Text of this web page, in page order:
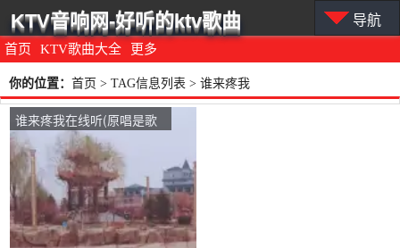
首页 KTV歌曲大全 更多
KTV音响网-好听的ktv歌曲 导航
你的位置： 首页 > TAG信息列表 > 谁来疼我
谁来疼我在线听(原唱是歌
一生)，花语美好明天演唱
点播:157次